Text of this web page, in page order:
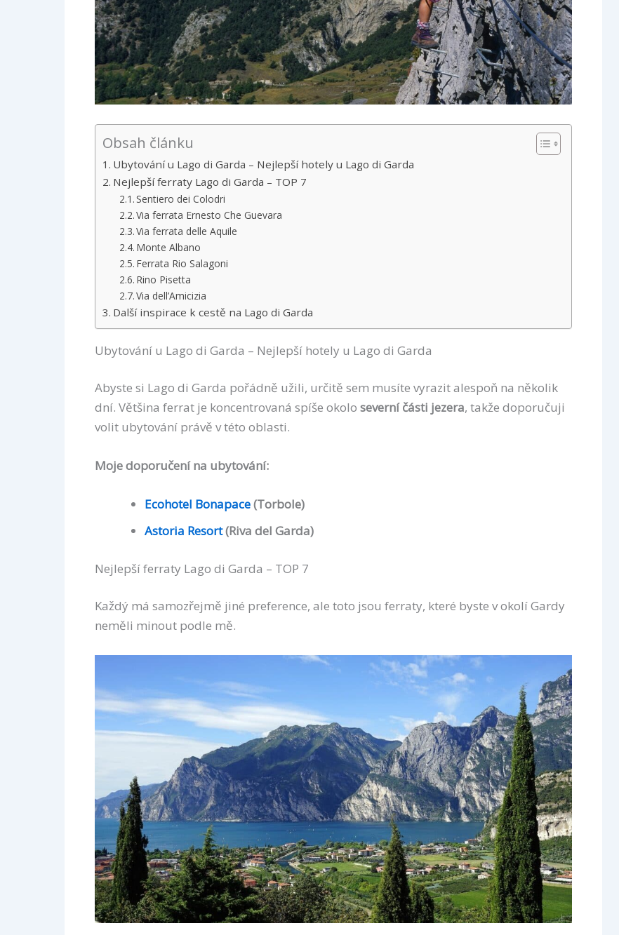
Obsah článku
Ubytování u Lago di Garda – Nejlepší hotely u Lago di Garda
Nejlepší ferraty Lago di Garda – TOP 7
Sentiero dei Colodri
Via ferrata Ernesto Che Guevara
Via ferrata delle Aquile
Monte Albano
Ferrata Rio Salagoni
Rino Pisetta
Via dell’Amicizia
Další inspirace k cestě na Lago di Garda
Ubytování u Lago di Garda – Nejlepší hotely u Lago di Garda
Abyste si Lago di Garda pořádně užili, určitě sem musíte vyrazit alespoň na několik
dní. Většina ferrat je koncentrovaná spíše okolo severní části jezera, takže doporučuji
volit ubytování právě v této oblasti.
Moje doporučení na ubytování:
Ecohotel Bonapace(Torbole)
Astoria Resort(Riva del Garda)
Nejlepší ferraty Lago di Garda – TOP 7
Každý má samozřejmě jiné preference, ale toto jsou ferraty, které byste v okolí Gardy
neměli minout podle mě.